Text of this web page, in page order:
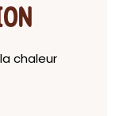
chaleur